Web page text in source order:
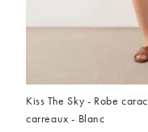
Kiss The Sky - Robe
carreaux - Blanc